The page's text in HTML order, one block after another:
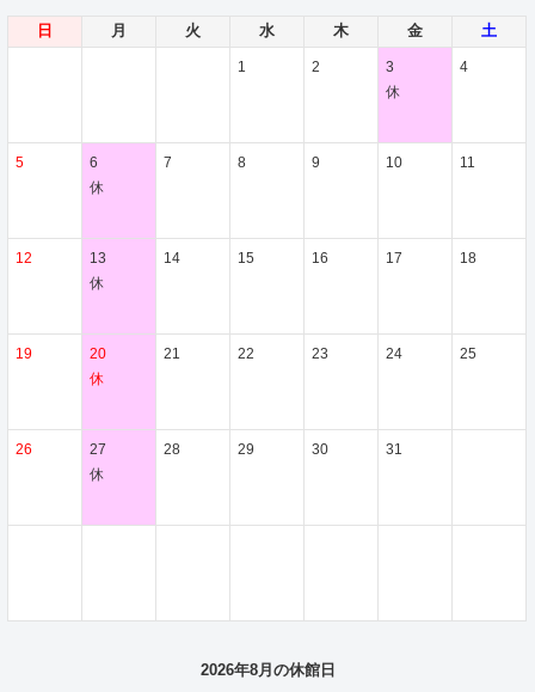
日 月 火 水 木 金 土
1 2
3
休
4
5
6
休
7 8 9 10 11
12
13
休
14 15 16 17 18
19
20
休
21 22 23 24 25
26
27
休
28 29 30 31
2026年8月の休館日